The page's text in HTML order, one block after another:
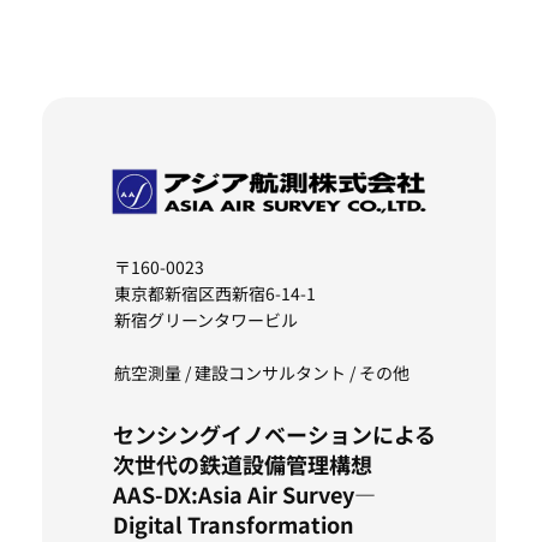
〒160-0023
東京都新宿区西新宿6-14-1
新宿グリーンタワービル
航空測量 / 建設コンサルタント / その他
センシングイノベーションによる
次世代の鉄道設備管理構想
AAS-DX:Asia Air Survey—
Digital Transformation